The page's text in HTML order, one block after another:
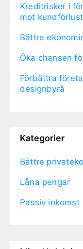
Kreditrisker i
mot
Bättre
Öka chansen
Förbättra
designbyrå
Kategorier
Bättre
Låna pengar
Passiv inkomst